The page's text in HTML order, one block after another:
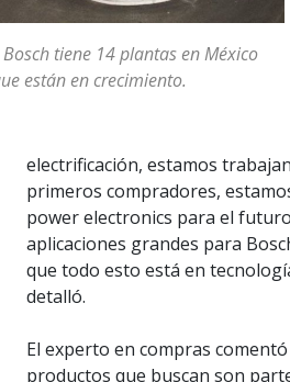
Bosch tiene 14 plantas en México
están en crecimiento.
electrificación, estamos
primeros compradores,
power electronics para el
aplicaciones grandes para
que todo esto está en
detalló.
El experto en compras
productos que buscan son